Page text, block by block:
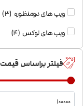
ویپ های دومنظوره (
3
)
ویپ های لوکس (
4
)
فیلتر براساس قیمت